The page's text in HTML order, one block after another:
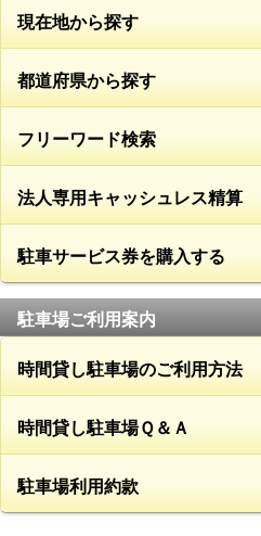
現在地から探す
都道府県から探す
フリーワード検索
法人専用キャッシュレス精算
駐車サービス券を購入する
駐車場ご利用案内
時間貸し駐車場のご利用方法
時間貸し駐車場Ｑ＆Ａ
駐車場利用約款